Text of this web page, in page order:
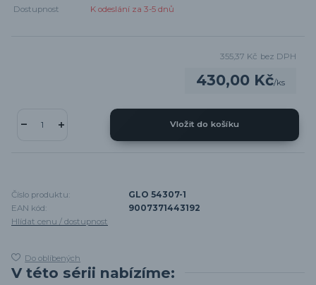
Dostupnost K odeslání za 3-5 dnů
430,00 Kč/ks
355,37 Kč bez DPH
Vložit do košíku
Číslo produktu:
GLO 54307-1
EAN kód:
9007371443192
Hlídat cenu / dostupnost
Do oblíbených
V této sérii nabízíme: